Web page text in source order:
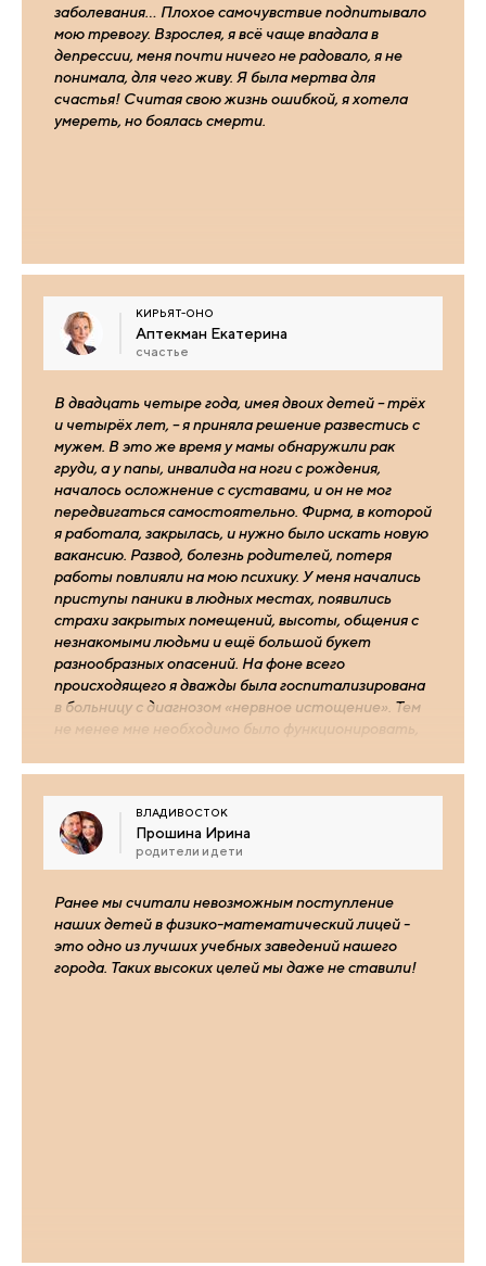
заболевания… Плохое самочувствие подпитывало
мою тревогу. Взрослея, я всё чаще впадала в
депрессии, меня почти ничего не радовало, я не
понимала, для чего живу. Я была мертва для
счастья! Считая свою жизнь ошибкой, я хотела
умереть, но боялась смерти.
КИРЬЯТ-ОНО
Аптекман Екатерина
счастье
В двадцать четыре года, имея двоих детей – трёх
и четырёх лет, – я приняла решение развестись с
мужем. В это же время у мамы обнаружили рак
груди, а у папы, инвалида на ноги с рождения,
началось осложнение с суставами, и он не мог
передвигаться самостоятельно. Фирма, в которой
я работала, закрылась, и нужно было искать новую
вакансию. Развод, болезнь родителей, потеря
работы повлияли на мою психику. У меня начались
приступы паники в людных местах, появились
страхи закрытых помещений, высоты, общения с
незнакомыми людьми и ещё большой букет
разнообразных опасений. На фоне всего
происходящего я дважды была госпитализирована
в больницу с диагнозом «нервное истощение». Тем
не менее мне необходимо было функционировать,
родителей, невзирая на сильные головокружения,
приступы апатии, проблемы с приёмом пищи и
страх выйти из дома.
ВЛАДИВОСТОК
Прошина Ирина
родители и дети
Ранее мы считали невозможным поступление
наших детей в физико-математический лицей -
это одно из лучших учебных заведений нашего
города. Таких высоких целей мы даже не ставили!